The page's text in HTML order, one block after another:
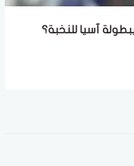
آسيا للنخبة؟